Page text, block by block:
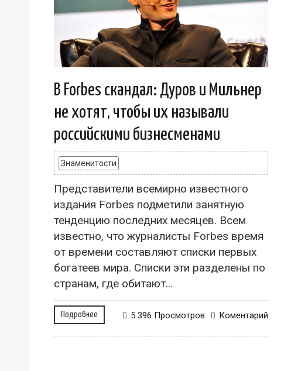
В Forbes скандал: Дуров и Мильнер
не хотят, чтобы их называли
российскими бизнесменами
Знаменитости
Представители всемирно известного
издания Forbes подметили занятную
тенденцию последних месяцев. Всем
известно, что журналисты Forbes время
от времени составляют списки первых
богатеев мира. Списки эти разделены по
странам, где обитают...
Подробнее Коментарий
5 396 Просмотров